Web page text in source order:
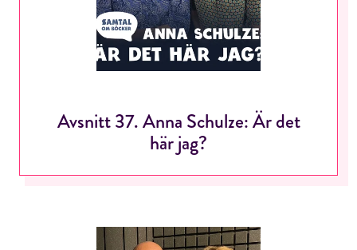
Avsnitt 37. Anna Schulze: Är det
här jag?